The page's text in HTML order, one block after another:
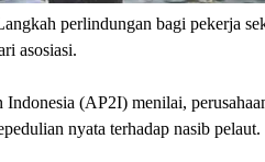
perlindungan bagi pekerja
asosiasi.
Indonesia (AP2I) menilai,
nyata terhadap nasib pelaut.